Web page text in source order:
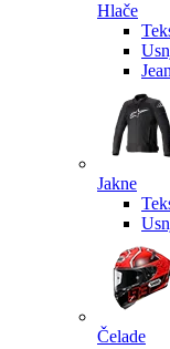
Hlače
Jakne
Čelade